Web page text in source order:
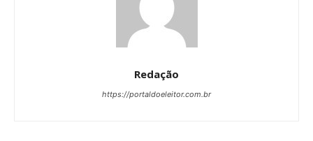
Redação
https://portaldoeleitor.com.br